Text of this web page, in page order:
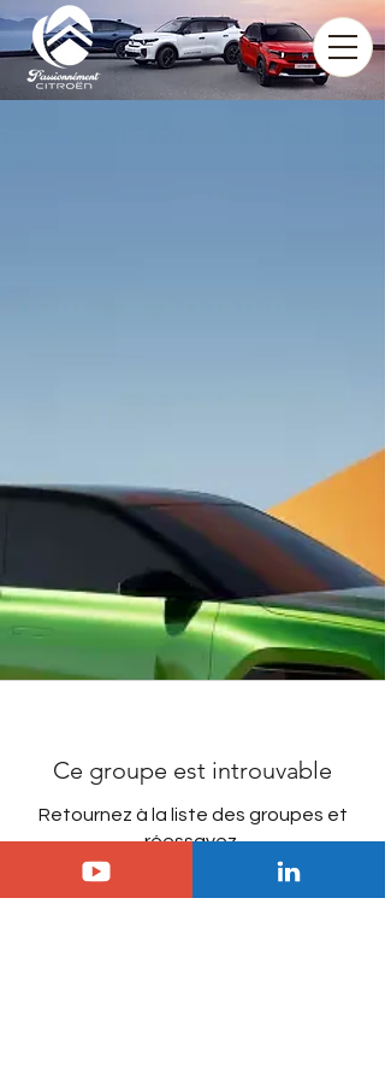
Ce groupe est introuvable
Retournez à la liste des groupes et
réessayez.